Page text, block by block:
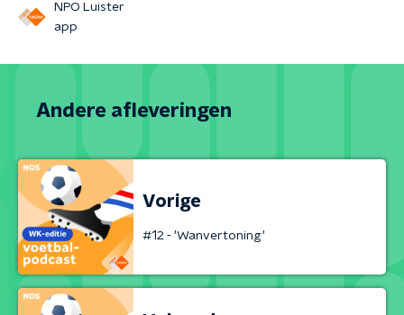
NPO Luister
app
Andere afleveringen
Vorige
#12 - 'Wanvertoning'